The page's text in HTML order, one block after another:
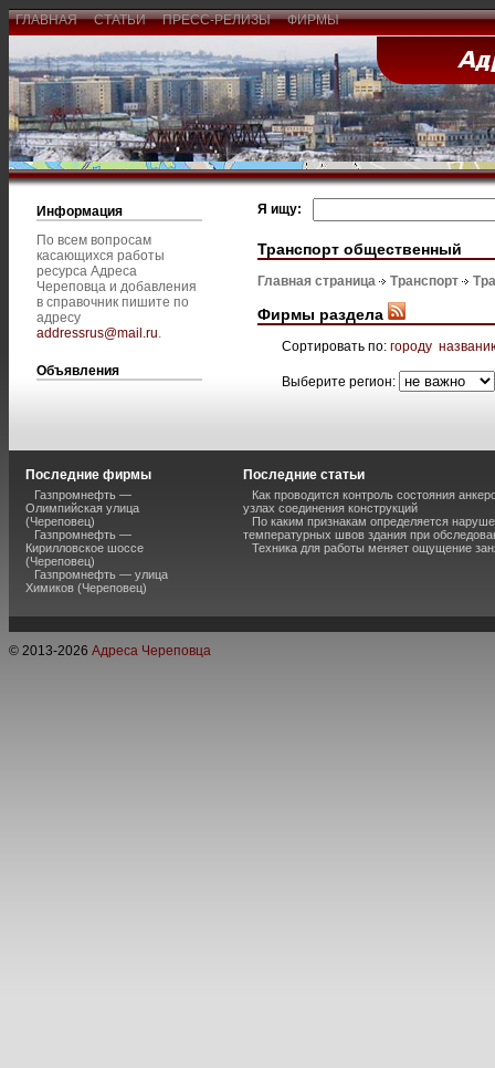
ГЛАВНАЯ СТАТЬИ ПРЕСС-РЕЛИЗЫ ФИРМЫ
Информация
По всем вопросам
касающихся работы
ресурса Адреса
Череповца и добавления
в справочник пишите по
адресу
addressrus@mail.ru.
Объявления
Я ищу:
Транспорт общественный
Главная страница Транспорт
Фирмы раздела
Сортировать по: городу
Выберите регион:
Последние фирмы
Газпромнефть —
Олимпийская улица
(Череповец)
Газпромнефть —
Кирилловское шоссе
(Череповец)
Газпромнефть — улица
Химиков (Череповец)
Последние статьи
Как проводится контроль состояния
узлах соединения конструкций
По каким признакам определяется
температурных швов здания при
Техника для работы меняет ощущение
© 2013-2026 Адреса Череповца